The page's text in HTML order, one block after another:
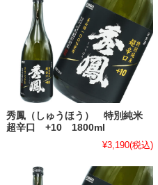
秀鳳（しゅうほう） 特別純米
超辛口 +10 1800ml
¥3,190(税込)